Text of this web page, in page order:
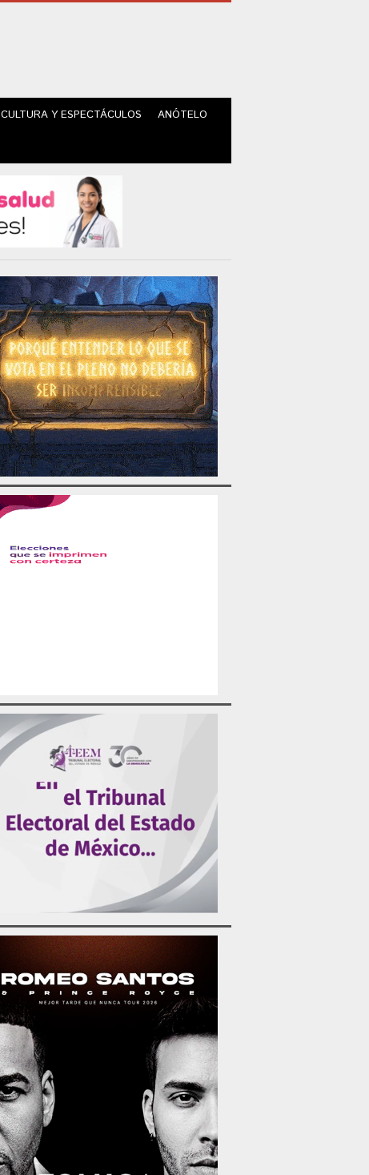
CULTURA Y ESPECTÁCULOS ANÓTELO